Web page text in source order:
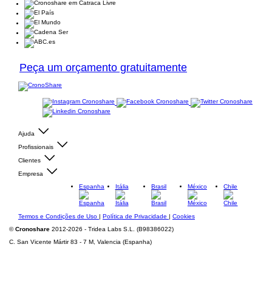
Peça um orçamento gratuitamente
Ajuda
Profissionais
Clientes
Empresa
Espanha
Itália Brasil México Chile
Termos e Condições de Uso | Política de Privacidade | Cookies
©Cronoshare 2012-2026 - Tridea Labs S.L. (B98386022)
C. San Vicente Mártir 83 - 7 M, Valencia (Espanha)